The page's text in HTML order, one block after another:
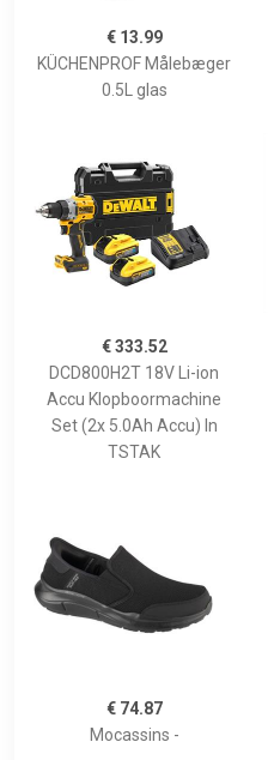
€ 13.99
KÜCHENPROF Målebæger
0.5L glas
€ 333.52
DCD800H2T 18V Li-ion
Accu Klopboormachine
Set (2x 5.0Ah Accu) In
TSTAK
€ 74.87
Mocassins -